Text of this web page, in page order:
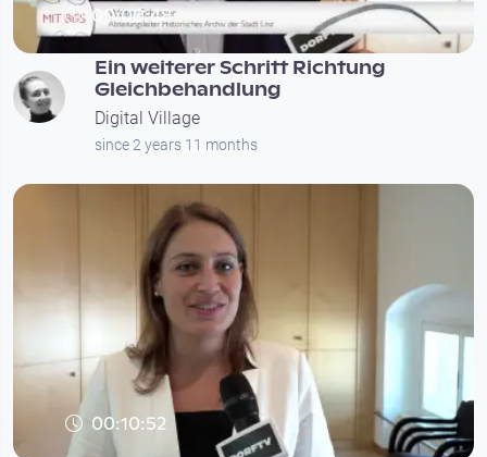
00:00:48
Ein weiterer Schritt Richtung
Gleichbehandlung
Digital Village
since 2 years 11 months
00:10:52